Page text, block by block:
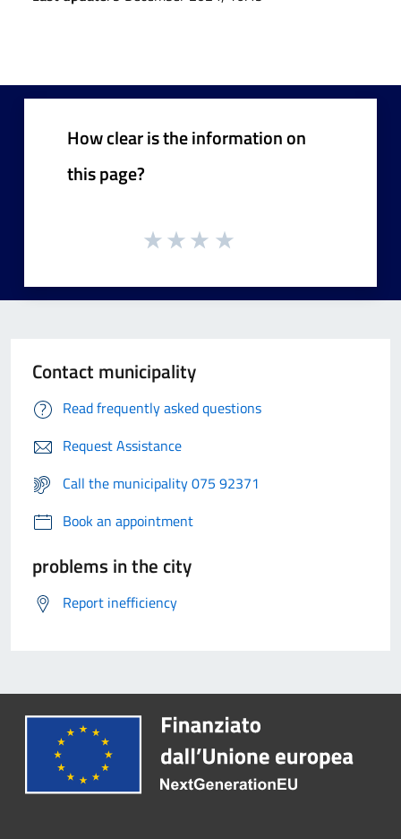
How clear is the information on
this page?
Contact municipality
Read frequently asked questions
Request Assistance
Call the municipality 075 92371
Book an appointment
problems in the city
Report inefficiency